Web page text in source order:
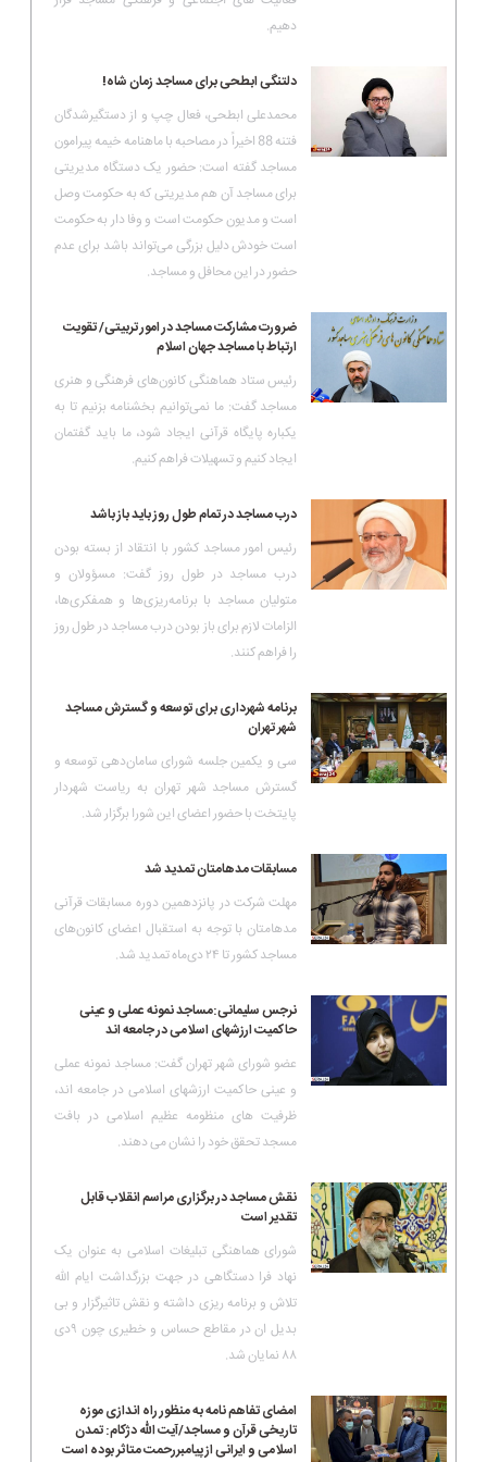
دهیم.
دلتنگی ابطحی برای مساجد زمان شاه!
محمدعلی ابطحی، فعال چپ و از دستگیرشدگان
فتنه 88 اخیراً در مصاحبه با ماهنامه خیمه پیرامون
مساجد گفته است: حضور یک دستگاه مدیریتی
برای مساجد آن هم مدیریتی که به حکومت وصل
است و مدیون حکومت است و وفا دار به حکومت
است خودش دلیل بزرگی می‌تواند باشد برای عدم
حضور در این محافل و مساجد.
ضرورت مشارکت مساجد در امور تربیتی/ تقویت
ارتباط با مساجد جهان اسلام
رئیس ستاد هماهنگی کانون‌های فرهنگی و هنری
مساجد گفت: ما نمی‌توانیم بخشنامه بزنیم تا به
یکباره پایگاه قرآنی ایجاد شود، ما باید گفتمان
ایجاد کنیم و تسهیلات فراهم کنیم.
درب مساجد در تمام طول روز باید باز باشد
رئیس امور مساجد کشور با انتقاد از بسته بودن
درب مساجد در طول روز گفت: مسؤولان و
متولیان مساجد با برنامه‌ریزی‌ها و همفکری‌ها،
الزامات لازم برای باز بودن درب مساجد در طول روز
را فراهم کنند.
برنامه شهرداری برای توسعه و گسترش مساجد
شهر تهران
سی و یکمین جلسه شورای سامان‌دهی توسعه و
گسترش مساجد شهر تهران به ریاست شهردار
پایتخت با حضور اعضای این شورا برگزار شد.
مسابقات مدهامتان تمدید شد
مهلت شرکت در پانزدهمین دوره مسابقات قرآنی
مدهامتان با توجه به استقبال اعضای کانون‌های
مساجد کشور تا ۲۴ دی‌ماه تمدید شد.
نرجس سلیمانی:مساجد نمونه عملی و عینی
حاکمیت ارزشهای اسلامی در جامعه اند
عضو شورای شهر تهران گفت: مساجد نمونه عملی
و عینی حاکمیت ارزشهای اسلامی در جامعه اند،
ظرفیت های منظومه عظیم اسلامی در بافت
مسجد تحقق خود را نشان می دهند.
نقش مساجد در برگزاری مراسم انقلاب قابل
تقدیر است
شورای هماهنگی تبلیغات اسلامی به عنوان یک
نهاد فرا دستگاهی در جهت بزرگداشت ایام الله
تلاش و برنامه ریزی داشته و نقش تاثیرگزار و بی
بدیل ان در مقاطع حساس و خطیری چون ٩دی
٨٨ نمایان شد.
امضای تفاهم نامه به منظور راه اندازی موزه
تاریخی قرآن و مساجد/آیت الله دژکام: تمدن
اسلامی و ایرانی از پیامبررحمت متاثر بوده است